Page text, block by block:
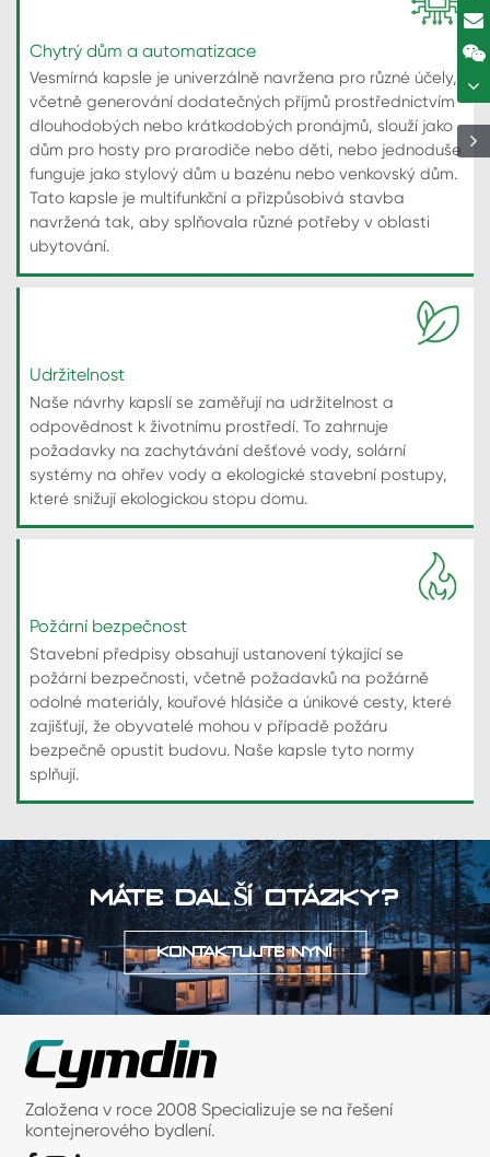
Chytrý dům a automatizace
Vesmírná kapsle je univerzálně navržena pro různé účely,
včetně generování dodatečných příjmů prostřednictvím
dlouhodobých nebo krátkodobých pronájmů, slouží jako
dům pro hosty pro prarodiče nebo děti, nebo jednoduše
funguje jako stylový dům u bazénu nebo venkovský dům.
Tato kapsle je multifunkční a přizpůsobivá stavba
navržená tak, aby splňovala různé potřeby v oblasti
ubytování.
Udržitelnost
Naše návrhy kapslí se zaměřují na udržitelnost a
odpovědnost k životnímu prostředí. To zahrnuje
požadavky na zachytávání dešťové vody, solární
systémy na ohřev vody a ekologické stavební postupy,
které snižují ekologickou stopu domu.
Požární bezpečnost
Stavební předpisy obsahují ustanovení týkající se
požární bezpečnosti, včetně požadavků na požárně
odolné materiály, kouřové hlásiče a únikové cesty, které
zajišťují, že obyvatelé mohou v případě požáru
bezpečně opustit budovu. Naše kapsle tyto normy
splňují.
MÁTE DALŠÍ OTÁZKY?
KONTAKTUJTE NYNÍ
Založena v roce 2008 Specializuje se na řešení
kontejnerového bydlení.